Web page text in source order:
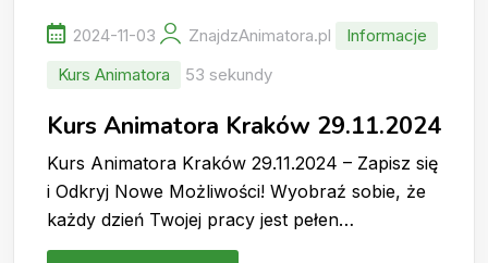
2024-11-03 ZnajdzAnimatora.pl
Informacje
Kurs Animatora
53 sekundy
Kurs Animatora Kraków 29.11.2024
Kurs Animatora Kraków 29.11.2024 – Zapisz się
i Odkryj Nowe Możliwości! Wyobraź sobie, że
każdy dzień Twojej pracy jest pełen…